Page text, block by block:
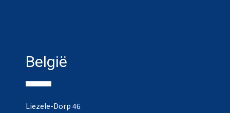
België
Liezele-Dorp 46